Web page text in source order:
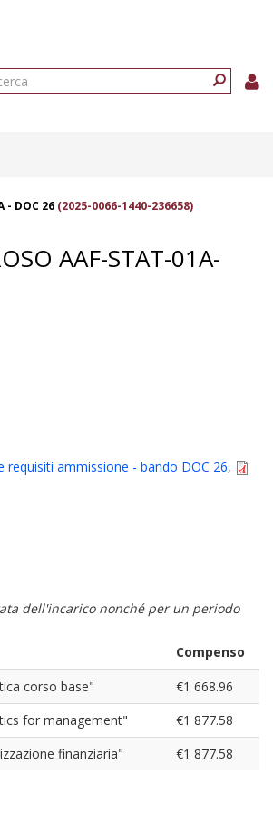
- DOC 26 (2025-0066-1440-236658)
AAF-STAT-01A-
requisiti ammissione - bando DOC 26,
dell'incarico nonché per un periodo
Compenso
corso base"
€1 668.96
for management"
€1 877.58
finanziaria" €1 877.58